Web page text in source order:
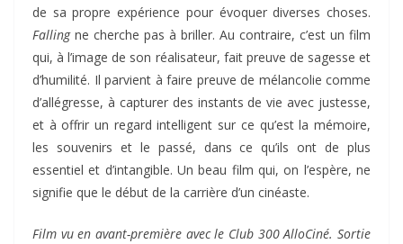
de sa propre expérience pour évoquer diverses choses.
Fallingne cherche pas à briller. Au contraire, c’est un film
qui, à l’image de son réalisateur, fait preuve de sagesse et
d’humilité. Il parvient à faire preuve de mélancolie comme
d’allégresse, à capturer des instants de vie avec justesse,
et à offrir un regard intelligent sur ce qu’est la mémoire,
les souvenirs et le passé, dans ce qu’ils ont de plus
essentiel et d’intangible. Un beau film qui, on l’espère, ne
signifie que le début de la carrière d’un cinéaste.
Film vu en avant-première avec le Club 300 AlloCiné. Sortie